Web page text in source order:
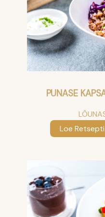
PUNASE
Loe Retsepti